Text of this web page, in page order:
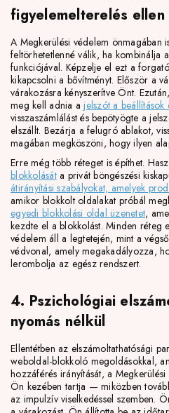
figyelemelterelés ellen
A Megkerülési védelem önmagában
feltörhetetlenné válik, ha kombinálja
funkciójával. Képzelje el ezt a
kikapcsolni a bővítményt. Először a
várakozásra kényszerítve Önt.
meg kell adnia ajelszót a beállítások
visszaszámlálást és bepötyögte a
elszállt. Bezárja a felugró ablakot,
magában megköszöni, hogy ilyen
Erre még több réteget is építhet.
blokkolásáta privát böngészési
átirányítási szabályokat, amelyek
amikor blokkolt oldalakat próbál
egyedi blokkolási oldal üzenetet,
kezdte el a blokkolást. Minden réteg
védelem áll a legtetején, mint a
védvonal, amely megakadályozza,
lerombolja az egész rendszert.
4. Pszichológiai
nyomás nélkül
Ellentétben az elszámoltathatósági
weboldal-blokkoló megoldásokkal,
hozzáférés irányítását, a
Ön kezében tartja — miközben
az impulzív viselkedéssel szemben.